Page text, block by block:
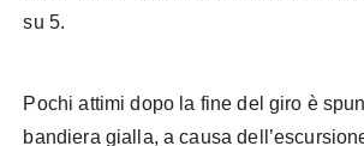
su 5.
Pochi attimi dopo la fine del giro è
bandiera gialla, a causa